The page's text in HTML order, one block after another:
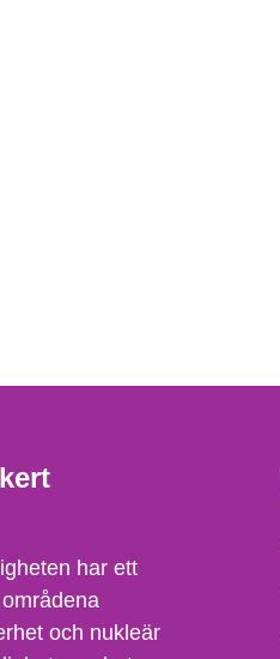
har ett
och nukleär